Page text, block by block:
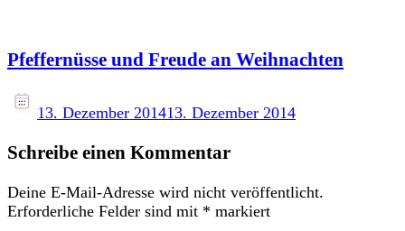
Pfeffernüsse und Freude an Weihnachten
13. Dezember 201413. Dezember 2014
Schreibe einen Kommentar
Deine E-Mail-Adresse wird nicht veröffentlicht.
Erforderliche Felder sind mit * markiert